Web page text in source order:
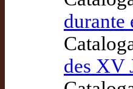
des XV